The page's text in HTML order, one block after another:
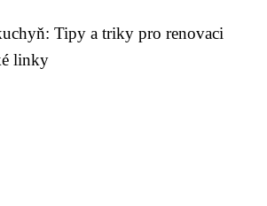
Tipy a triky pro renovaci
linky